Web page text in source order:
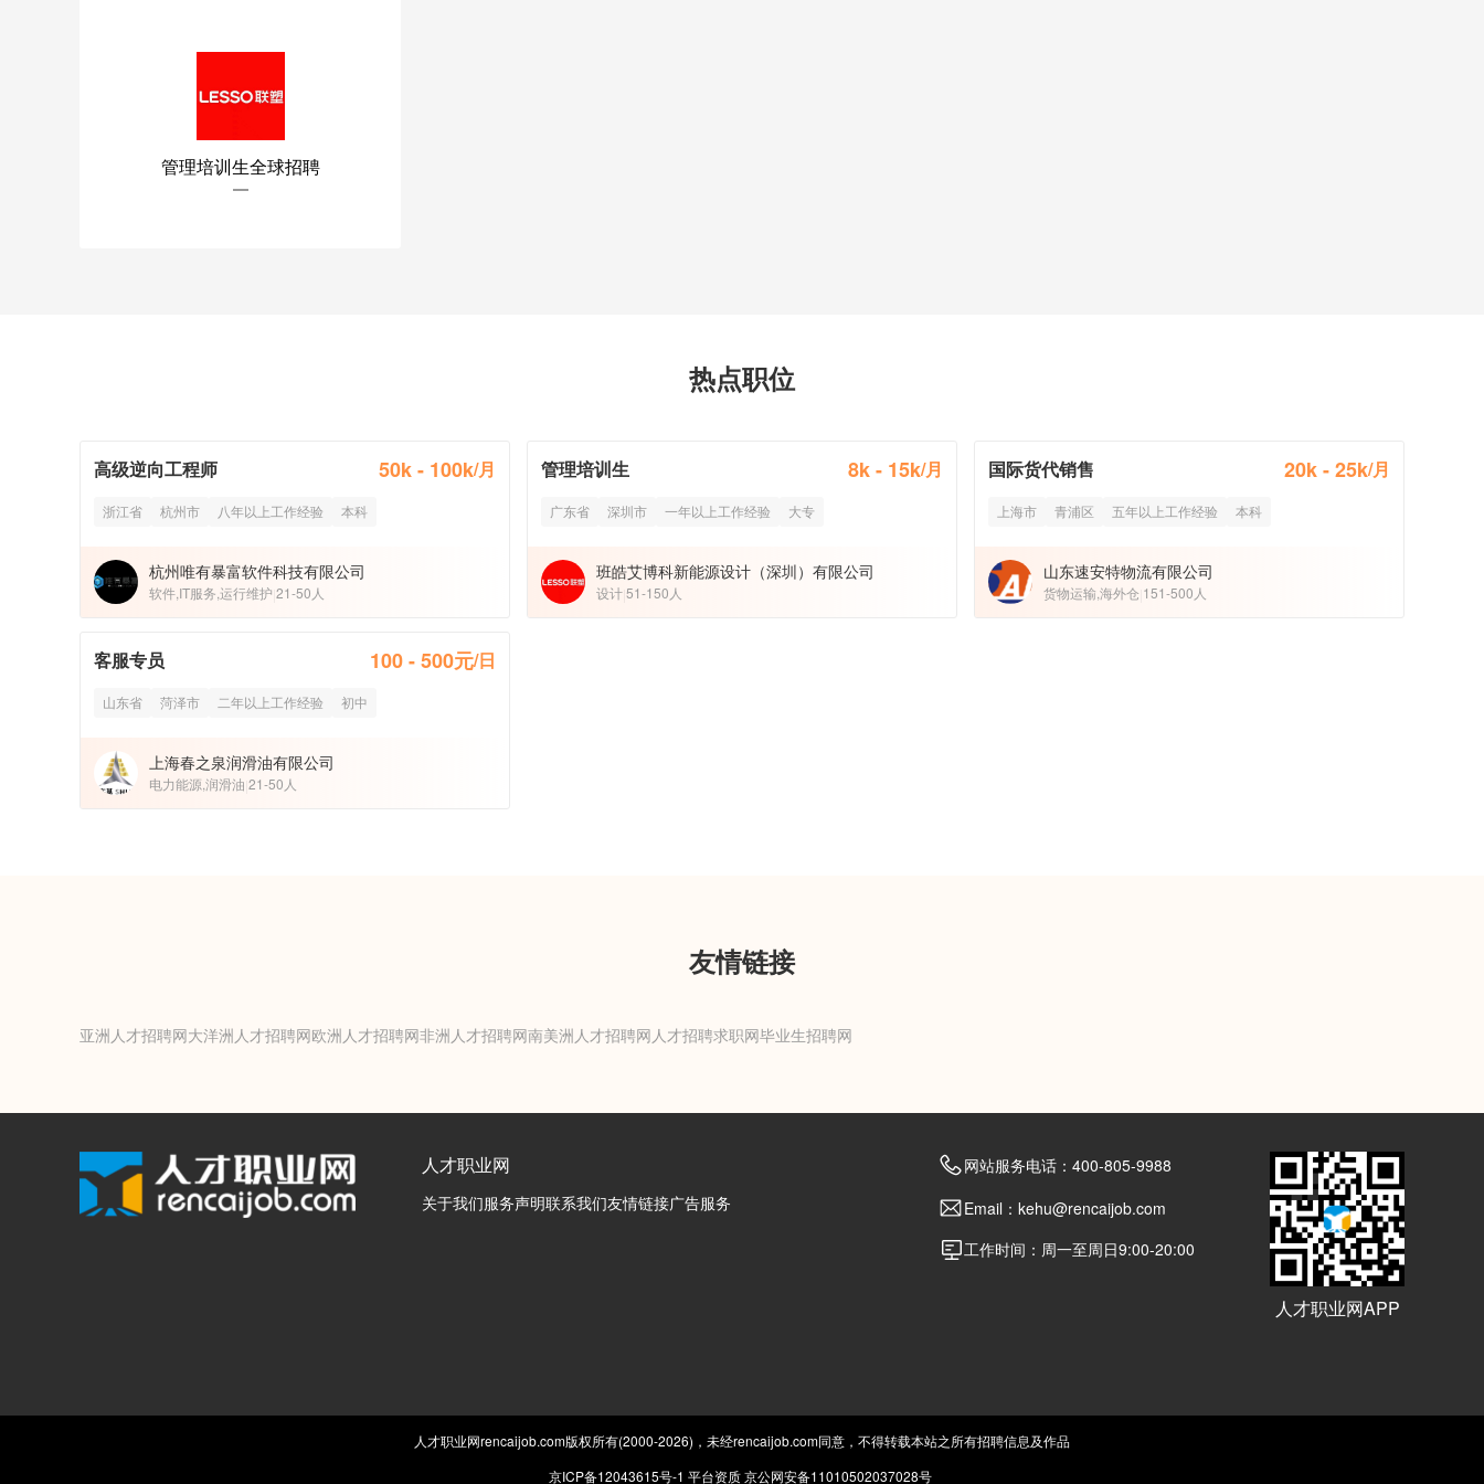
管理培训生全球招聘
热点职位
高级逆向工程师 50k - 100k/月
浙江省 杭州市 八年以上工作经验 本科
杭州唯有暴富软件科技有限公司
软件,IT服务,运行维护 21-50人
管理培训生 8k - 15k/月
广东省 深圳市 一年以上工作经验 大专
班皓艾博科新能源设计（深圳）有限公司
设计|51-150人
国际货代销售 20k - 25k/月
上海市 青浦区 五年以上工作经验 本科
山东速安特物流有限公司
货物运输,海外仓 151-500人
客服专员 100 - 500元/日
山东省 菏泽市 二年以上工作经验 初中
上海春之泉润滑油有限公司
电力能源,润滑油 21-50人
友情链接
亚洲人才招聘网大洋洲人才招聘网欧洲人才招聘网非洲人才招聘网南美洲人才招聘网人才招聘求职网毕业生招聘网
人才职业网
关于我们服务声明联系我们友情链接广告服务
网站服务电话：400-805-9988
Email：kehu@rencaijob.com
工作时间：周一至周日9:00-20:00
人才职业网APP
人才职业网rencaijob.com版权所有(2000-2026)，未经rencaijob.com同意，不得转载本站之所有招聘信息及作品
京ICP备12043615号-1 平台资质京公网安备11010502037028号